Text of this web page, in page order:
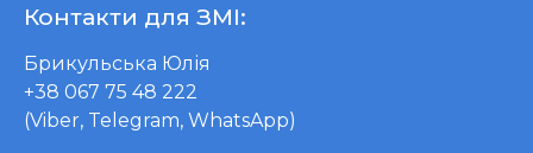
Контакти для ЗМІ:
Брикульська Юлія
+38 067 75 48 222
(Viber, Telegram, WhatsApp)